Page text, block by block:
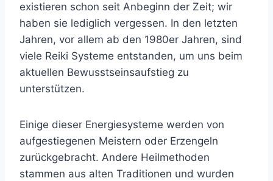
existieren schon seit Anbeginn der Zeit; wir
haben sie lediglich vergessen. In den letzten
Jahren, vor allem ab den 1980er Jahren, sind
viele Reiki Systeme entstanden, um uns beim
aktuellen Bewusstseinsaufstieg zu
unterstützen.
Einige dieser Energiesysteme werden von
aufgestiegenen Meistern oder Erzengeln
zurückgebracht. Andere Heilmethoden
stammen aus alten Traditionen und wurden